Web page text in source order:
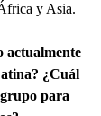
y Asia.
actualmente
¿Cuál
para